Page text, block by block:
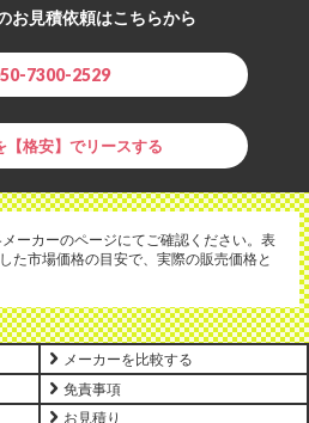
お見積依頼はこちらから
7300-2529
【格安】でリースする
ーカーのページにてご確認ください。表
た市場価格の目安で、実際の販売価格と
メーカーを比較する
免責事項
お見積り